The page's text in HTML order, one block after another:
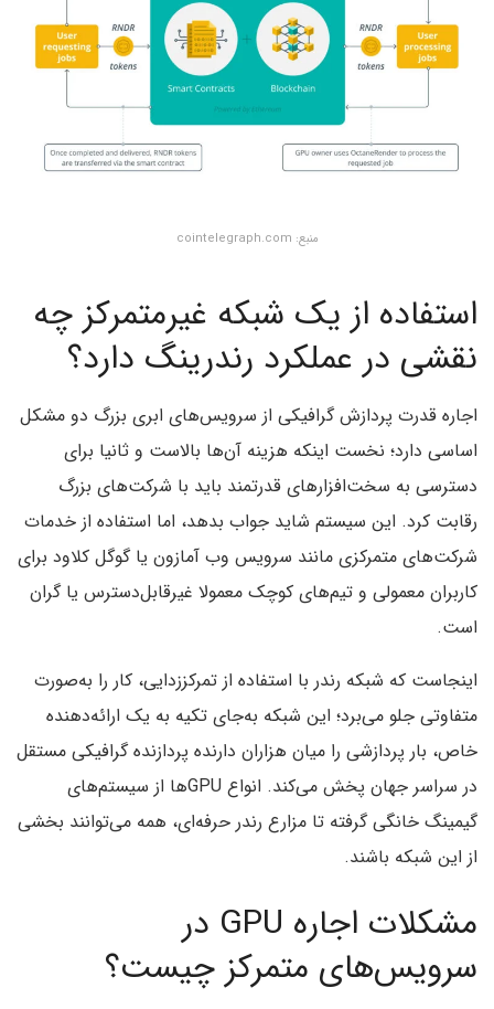
منبع: cointelegraph.com
استفاده از یک شبکه غیرمتمرکز چه
نقشی در عملکرد رندرینگ دارد؟
اجاره قدرت پردازش گرافیکی از سرویس‌های ابری بزرگ دو مشکل
اساسی دارد؛ نخست اینکه هزینه آن‌ها بالاست و ثانیا برای
دسترسی به سخت‌افزارهای قدرتمند باید با شرکت‌های بزرگ
رقابت کرد. این سیستم شاید جواب بدهد، اما استفاده از خدمات
شرکت‌های متمرکزی مانند سرویس وب آمازون یا گوگل کلاود برای
کاربران معمولی و تیم‌های کوچک معمولا غیرقابل‌دسترس یا گران
است.
اینجاست که شبکه رندر با استفاده از تمرکززدایی، کار را به‌صورت
متفاوتی جلو می‌برد؛ این شبکه به‌جای تکیه به یک ارائه‌دهنده
خاص، بار پردازشی را میان هزاران دارنده پردازنده گرافیکی مستقل
در سراسر جهان پخش می‌کند. انواع GPUها از سیستم‌های
گیمینگ خانگی گرفته تا مزارع رندر حرفه‌ای، همه می‌توانند بخشی
از این شبکه باشند.
مشکلات اجاره GPU در
سرویس‌های متمرکز چیست؟